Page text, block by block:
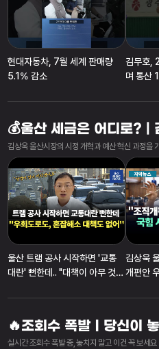
현대자동차, 7월 세계 판매량
5.1% 감소
김무호,
며 통산
💰울산 세금은 어디로? |
김상욱 울산시장의 시정 개혁과 예산 혁신 과정을
울산 트램 공사 시작하면 '교통
대란' 뻔한데.. "대책이 아무 것도
김상욱
개편안
🔥조회수 폭발ㅣ당신이
실시간 조회수 폭발 중, 놓치지 말고 이건 꼭 보세요